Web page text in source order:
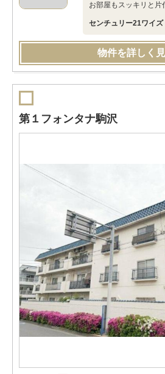
お部屋もスッキリと片
センチュリー21ワイズ
物件を詳しく
第１フォンタナ駒沢